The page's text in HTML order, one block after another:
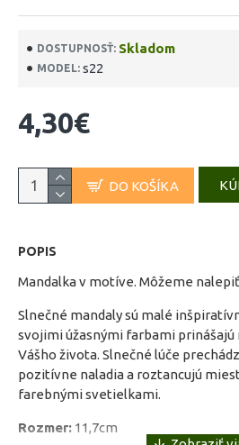
DOSTUPNOSŤ: Skladom
MODEL: s22
4,30€
DO KOŠÍKA
POPIS
Mandalka v motíve. Môžeme
Slnečné mandaly sú malé
svojimi úžasnými farbami prinášajú
Vášho života. Slnečné lúče
pozitívne naladia a roztancujú
farebnými svetielkami.
Rozmer: 11,7cm